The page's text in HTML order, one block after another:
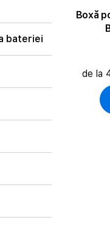
bateriei
Boxă
de la